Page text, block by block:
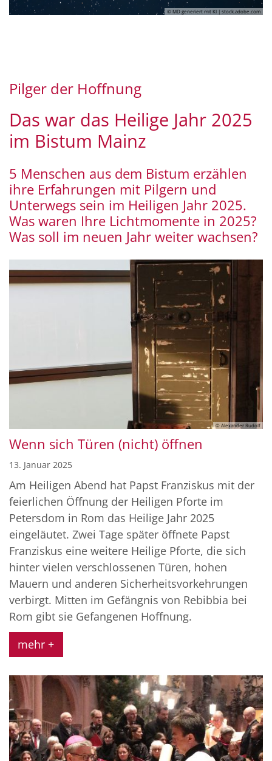
© MD generiert mit KI | stock.adobe.com
Pilger der Hoffnung
Das war das Heilige Jahr 2025
im Bistum Mainz
5 Menschen aus dem Bistum erzählen
ihre Erfahrungen mit Pilgern und
Unterwegs sein im Heiligen Jahr 2025.
Was waren Ihre Lichtmomente in 2025?
Was soll im neuen Jahr weiter wachsen?
© Alexander Rudolf
Wenn sich Türen (nicht) öffnen
13. Januar 2025
Am Heiligen Abend hat Papst Franziskus mit der
feierlichen Öffnung der Heiligen Pforte im
Petersdom in Rom das Heilige Jahr 2025
eingeläutet. Zwei Tage später öffnete Papst
Franziskus eine weitere Heilige Pforte, die sich
hinter vielen verschlossenen Türen, hohen
Mauern und anderen Sicherheitsvorkehrungen
verbirgt. Mitten im Gefängnis von Rebibbia bei
Rom gibt sie Gefangenen Hoffnung.
mehr +